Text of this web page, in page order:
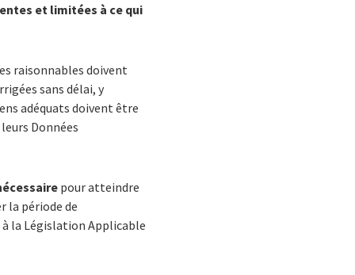
et limitées à ce qui
raisonnables doivent
sans délai, y
adéquats doivent être
Données
pour atteindre
la période de
la Législation Applicable